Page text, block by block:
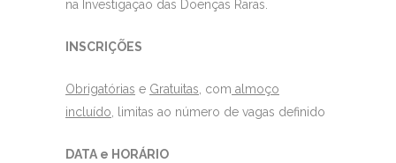
na Investigaçao das Doenças Raras.
INSCRIÇÕES
Obrigatórias e Gratuitas , com almoço
incluído , limitas ao número de vagas definido
DATA e HORÁRIO